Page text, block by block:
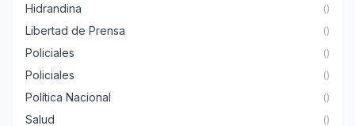
Hidrandina ()
Libertad de Prensa ()
Policiales ()
Policiales ()
Política Nacional ()
Salud ()